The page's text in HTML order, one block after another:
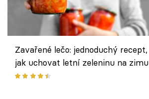
Zavařené lečo: jednoduchý recept,
jak uchovat letní zeleninu na zimu